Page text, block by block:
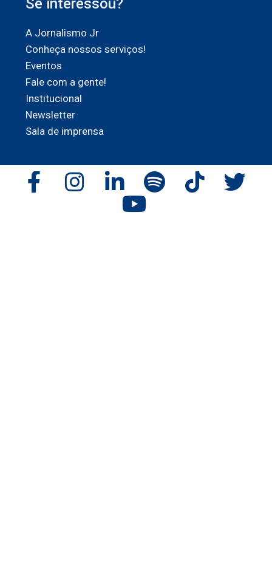
Se interessou?
A Jornalismo Jr
Conheça nossos serviços!
Eventos
Fale com a gente!
Institucional
Newsletter
Sala de imprensa